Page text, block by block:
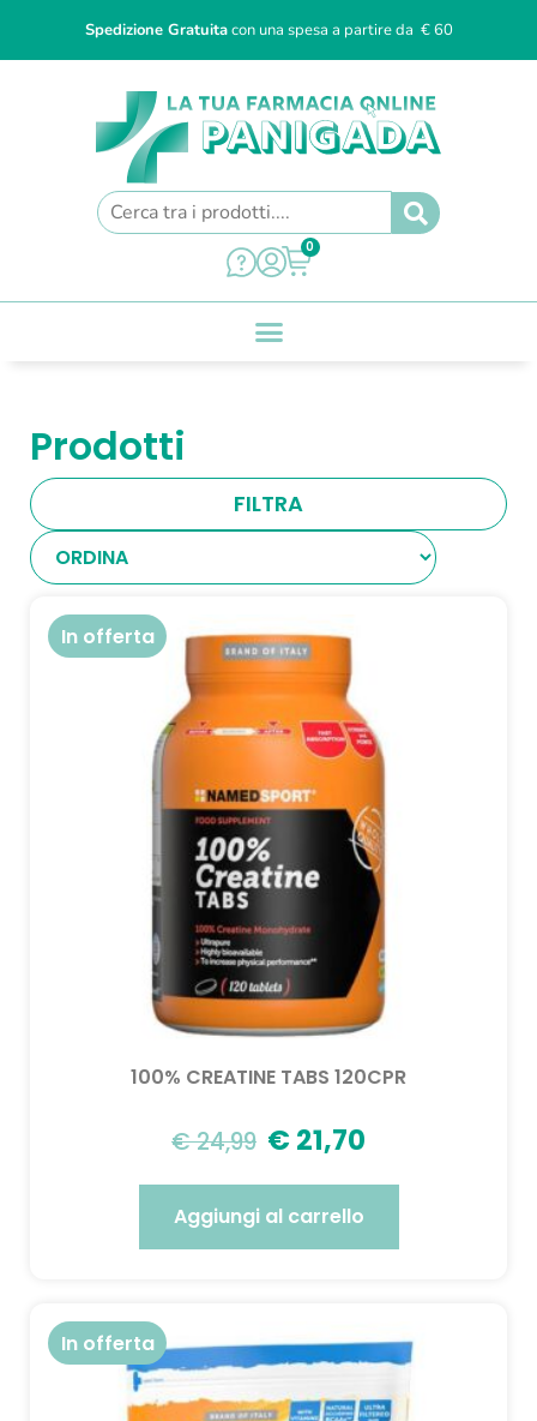
Spedizione Gratuitacon una spesa a partire da € 60
0
Prodotti
FILTRA
In offerta
100% CREATINE TABS 120CPR
€24,99 € 21,70
Aggiungi al carrello
In offerta